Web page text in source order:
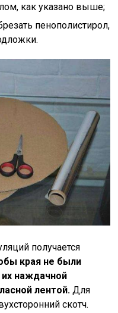
как указано выше;
пенополистирол,
получается
края не были
наждачной
лентой. Для
скотч.